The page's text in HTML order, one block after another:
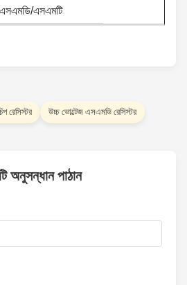
এসএমডি/এসএমটি
রেসিস্টর উচ্চ ভোল্টেজ এসএমডি রেসিস্টর
অনুসন্ধান পাঠান